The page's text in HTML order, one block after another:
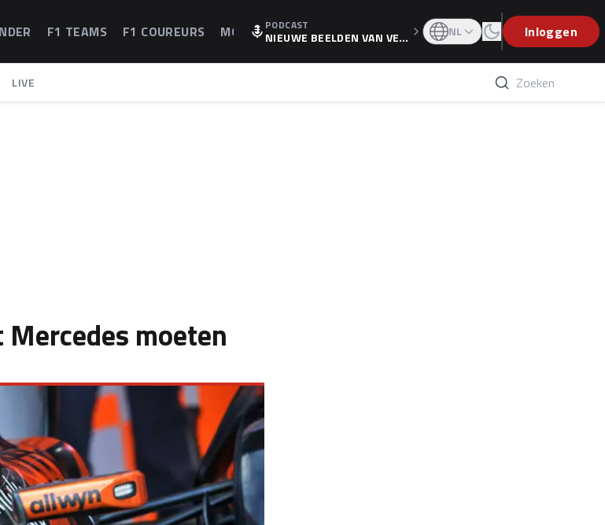
F1 TEAMS F1 COUREURS MOTOGPPODCAST
NIEUWE BEELDEN VAN VER
WEET IS ER NU GETEKEND'
NL Inloggen
LIVE
moeten